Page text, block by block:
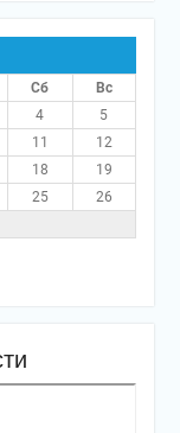
Сб
Вс
4
5
11
12
18
19
25
26